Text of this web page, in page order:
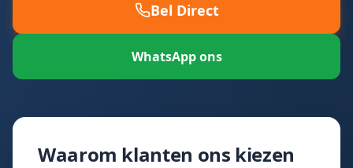
Bel Direct
WhatsApp ons
Waarom klanten ons kiezen